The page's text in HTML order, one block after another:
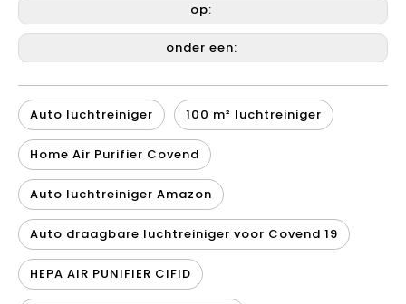
op:
onder een:
Auto luchtreiniger 100 m² luchtreiniger
Home Air Purifier Covend
Auto luchtreiniger Amazon
Auto draagbare luchtreiniger voor Covend 19
HEPA AIR PUNIFIER CIFID